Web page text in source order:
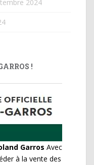
2024
!
Garros Avec
à la vente des